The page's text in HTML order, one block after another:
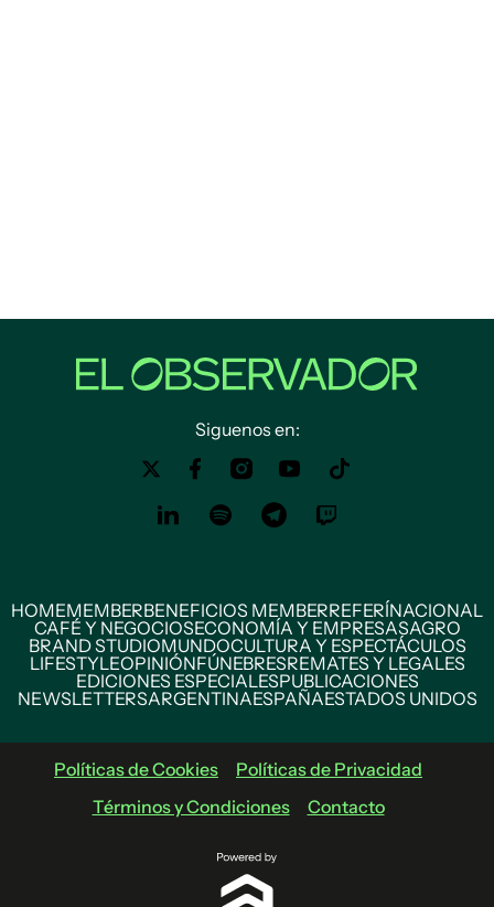
Siguenos en:
HOMEMEMBERBENEFICIOS MEMBERREFERÍNACIONAL
CAFÉ Y NEGOCIOSECONOMÍA Y EMPRESASAGRO
BRAND STUDIOMUNDOCULTURA Y ESPECTÁCULOS
LIFESTYLEOPINIÓNFÚNEBRESREMATES Y LEGALES
EDICIONES ESPECIALESPUBLICACIONES
NEWSLETTERSARGENTINAESPAÑAESTADOS UNIDOS
Políticas de Cookies
Políticas de Privacidad
Términos y Condiciones
Contacto